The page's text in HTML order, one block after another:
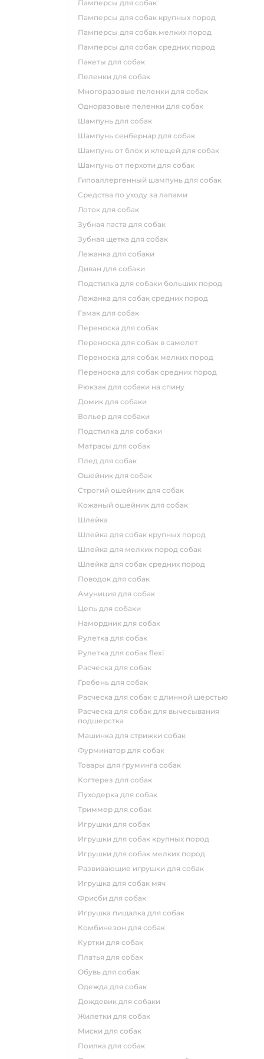
памперсы для собак
памперсы для собак крупных пород
памперсы для собак мелких пород
памперсы для собак средних пород
пакеты для собак
пеленки для собак
многоразовые пеленки для собак
одноразовые пеленки для собак
шампунь для собак
шампунь сенбернар для собак
шампунь от блох и клещей для собак
шампунь от перхоти для собак
гипоаллергенный шампунь для собак
средства по уходу за лапами
лоток для собак
зубная паста для собак
зубная щетка для собак
лежанка для собаки
диван для собаки
подстилка для собаки больших пород
лежанка для собак средних пород
гамак для собак
переноска для собак
переноска для собак в самолет
переноска для собак мелких пород
переноска для собак средних пород
рюкзак для собаки на спину
домик для собаки
вольер для собаки
подстилка для собаки
матрасы для собак
плед для собак
ошейник для собак
строгий ошейник для собак
кожаный ошейник для собак
шлейка
шлейка для собак крупных пород
шлейка для мелких пород собак
шлейка для собак средних пород
поводок для собак
амуниция для собак
цепь для собаки
намордник для собак
рулетка для собак
рулетка для собак flexi
расческа для собак
гребень для собак
расческа для собак с длинной шерстью
расческа для собак для вычесывания
подшерстка
машинка для стрижки собак
фурминатор для собак
товары для груминга собак
когтерез для собак
пуходерка для собак
триммер для собак
игрушки для собак
игрушки для собак крупных пород
игрушки для собак мелких пород
развивающие игрушки для собак
игрушка для собак мяч
фрисби для собак
игрушка пищалка для собак
комбинезон для собак
куртки для собак
платья для собак
обувь для собак
одежда для собак
дождевик для собаки
жилетки для собак
миски для собак
поилка для собак